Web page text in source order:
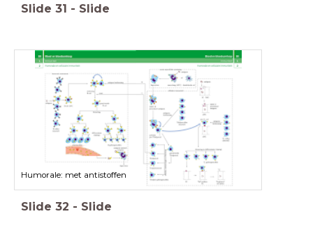
Slide 31 - Slide
Humorale: met antistoffen
Slide 32 - Slide